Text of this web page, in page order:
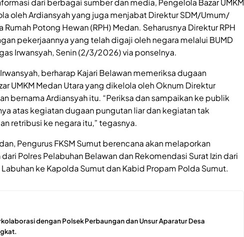
oleh Ardiansyah yang juga menjabat Direktur SDM/Umum/
Rumah Potong Hewan (RPH) Medan. Seharusnya Direktur RPH
pekerjaannya yang telah digaji oleh negara melalui BUMD
Irwansyah, Senin (2/3/2026) via ponselnya.
berharap Kajari Belawan memeriksa dugaan
UMKM Medan Utara yang dikelola oleh Oknum Direktur
bernama Ardiansyah itu. “Periksa dan sampaikan ke publik
atas kegiatan dugaan pungutan liar dan kegiatan tak
retribusi ke negara itu,” tegasnya.
Pengurus FKSM Sumut berencana akan melaporkan
dari Polres Pelabuhan Belawan dan Rekomendasi Surat Izin dari
ke Kapolda Sumut dan Kabid Propam Polda Sumut.
dengan Polsek Perbaungan dan Unsur Aparatur Desa